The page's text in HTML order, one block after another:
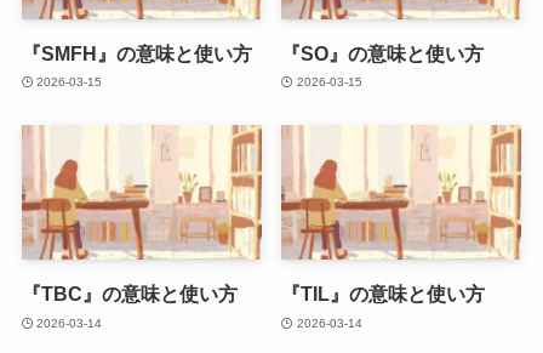
『SMFH』の意味と使い方
2026-03-15
『SO』の意味と使い方
2026-03-15
『TBC』の意味と使い方
2026-03-14
『TIL』の意味と使い方
2026-03-14